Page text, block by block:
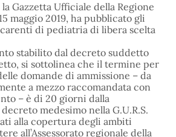
testo
Gazzetta Ufficiale della Regione
maggio 2019, ha pubblicato gli
di pediatria di libera scelta
stabilito dal decreto suddetto
si sottolinea che il termine per
domande di ammissione – da
a mezzo raccomandata con
– è di 20 giorni dalla
medesimo nella G.U.R.S.
alla copertura degli ambiti
all’Assessorato regionale della